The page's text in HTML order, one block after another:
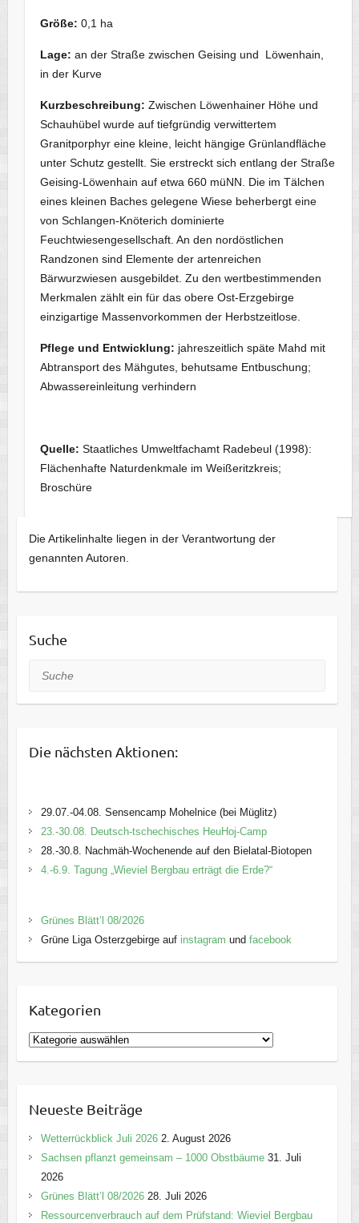
Größe:0,1 ha
Lage: an der Straße zwischen Geising und Löwenhain,
in der Kurve
Kurzbeschreibung:Zwischen Löwenhainer Höhe und
Schauhübel wurde auf tiefgründig verwittertem
Granitporphyr eine kleine, leicht hängige Grünlandfläche
unter Schutz gestellt. Sie erstreckt sich entlang der Straße
Geising-Löwenhain auf etwa 660 müNN. Die im Tälchen
eines kleinen Baches gelegene Wiese beherbergt eine
von Schlangen-Knöterich dominierte
Feuchtwiesengesellschaft. An den nordöstlichen
Randzonen sind Elemente der artenreichen
Bärwurzwiesen ausgebildet. Zu den wertbestimmenden
Merkmalen zählt ein für das obere Ost-Erzgebirge
einzigartige Massenvorkommen der Herbstzeitlose.
Pflege und Entwicklung: jahreszeitlich späte Mahd mit
Abtransport des Mähgutes, behutsame Entbuschung;
Abwassereinleitung verhindern
Quelle:Staatliches Umweltfachamt Radebeul (1998):
Flächenhafte Naturdenkmale im Weißeritzkreis;
Broschüre
Die Artikelinhalte liegen in der Verantwortung der
genannten Autoren.
Suche
Suche
Die nächsten Aktionen:
29.07.-04.08. Sensencamp Mohelnice (bei Müglitz)
23.-30.08. Deutsch-tschechisches HeuHoj-Camp
28.-30.8. Nachmäh-Wochenende auf den Bielatal-Biotopen
4.-6.9. Tagung „Wieviel Bergbau erträgt die Erde?“
Grünes Blätt’l 08/2026
Grüne Liga Osterzgebirge auf instagram und facebook
Kategorien
K
a
g
o
r
e
n
Neueste Beiträge
Wetterrückblick Juli 2026 2. August 2026
Sachsen pflanzt gemeinsam – 1000 Obstbäume 31. Juli
2026
Grünes Blätt’l 08/2026 28. Juli 2026
Ressourcenverbrauch auf dem Prüfstand: Wieviel Bergbau